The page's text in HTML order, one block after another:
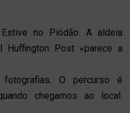
no Piódão. A aldeia
Huffington Post «parece a
fotografias. O percurso é
chegamos ao local.